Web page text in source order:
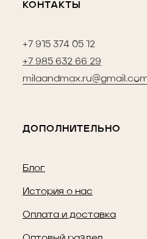
КОНТАКТЫ
+7 915 374 05 12
+7 985 632 66 29
ДОПОЛНИТЕЛЬНО
Блог
История о нас
Оплата и доставка